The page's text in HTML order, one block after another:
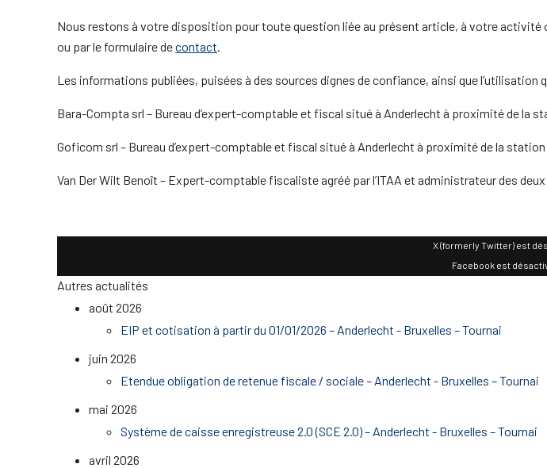
Nous restons à votre disposition pour toute question liée au présent article, à votre activité
ou par le formulaire decontact.
Les informations publiées, puisées à des sources dignes de confiance, ainsi que
Bara-Compta srl – Bureau d’expert-comptable et fiscal situé à Anderlecht à proximité de la
Goficom srl – Bureau d’expert-comptable et fiscal situé à Anderlecht à proximité de la
Van Der Wilt Benoît – Expert-comptable fiscaliste agréé par l’ITAA et administrateur des
X (formerly Twitter) est
Facebook est
Autres actualités
août 2026
EIP et cotisation à partir du 01/01/2026 – Anderlecht - Bruxelles – Tournai
juin 2026
Etendue obligation de retenue fiscale / sociale – Anderlecht - Bruxelles – Tournai
mai 2026
Système de caisse enregistreuse 2.0 (SCE 2.0) – Anderlecht - Bruxelles – Tournai
avril 2026